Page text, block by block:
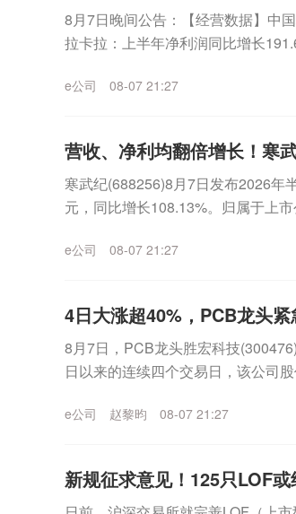
8月7日晚间公告：【经营数据】中
拉卡拉：上半年净利润同比增长
e公司 08-07 21:27
营收、净利均翻倍增长！寒
寒武纪(688256)8月7日发布2026年
元，同比增长108.13%。归属于上
e公司 08-07 21:27
4日大涨超40%，PCB龙头紧
8月7日，PCB龙头胜宏科技
日以来的连续四个交易日，该公司
e公司 赵黎昀 08-07 21:27
新规征求意见！125只LOF